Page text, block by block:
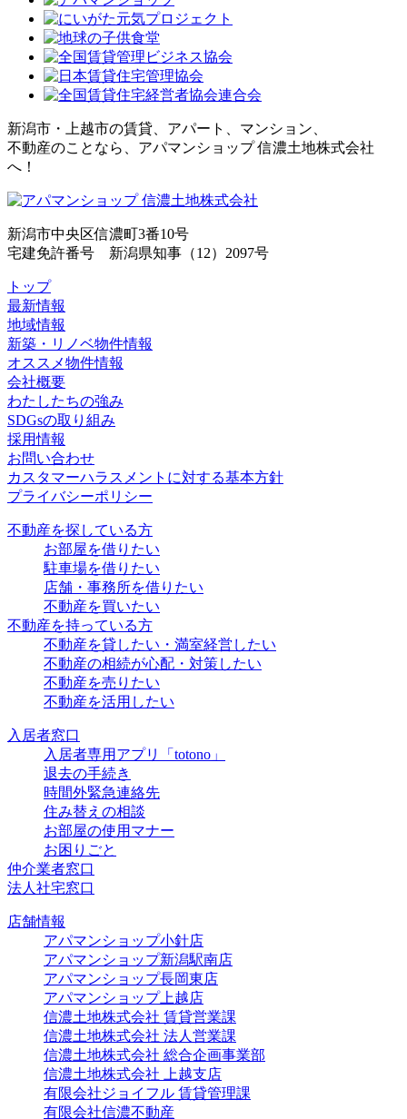
新潟市・上越市の賃貸、アパート、マンション、
不動産のことなら、アパマンショップ 信濃土地株式会社
へ！
新潟市中央区信濃町3番10号
宅建免許番号 新潟県知事（12）2097号
トップ
最新情報
地域情報
新築・リノベ物件情報
オススメ物件情報
会社概要
わたしたちの強み
SDGsの取り組み
採用情報
お問い合わせ
カスタマーハラスメントに対する基本方針
プライバシーポリシー
不動産を探している方
お部屋を借りたい
駐車場を借りたい
店舗・事務所を借りたい
不動産を買いたい
不動産を持っている方
不動産を貸したい・満室経営したい
不動産の相続が心配・対策したい
不動産を売りたい
不動産を活用したい
入居者窓口
入居者専用アプリ「totono」
退去の手続き
時間外緊急連絡先
住み替えの相談
お部屋の使用マナー
お困りごと
仲介業者窓口
法人社宅窓口
店舗情報
アパマンショップ小針店
アパマンショップ新潟駅南店
アパマンショップ長岡東店
アパマンショップ上越店
信濃土地株式会社 賃貸営業課
信濃土地株式会社 法人営業課
信濃土地株式会社 総合企画事業部
信濃土地株式会社 上越支店
有限会社ジョイフル 賃貸管理課
有限会社信濃不動産